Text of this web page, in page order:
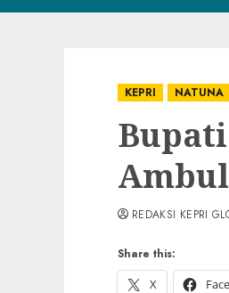
KEPRI NATUNA
Share this:
X
REDAKSI KEPRI